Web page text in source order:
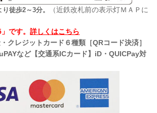
徒歩2～3分。
（近鉄改札前の表示灯ＭＡＰに
」です。詳しくはこちら
クレジットカード６種類［QRコード決済］
など【交通系ICカード】iD・QUICPay対